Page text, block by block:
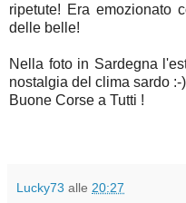
ripetute! Era emozionato
delle belle!
Nella foto in Sardegna
nostalgia del clima sardo :-
Buone Corse a Tutti !
Lucky73 alle 20:27